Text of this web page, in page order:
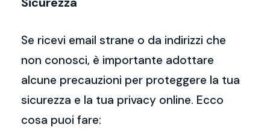
Se ricevi email strane o da indirizzi che
non conosci, è importante adottare
alcune precauzioni per proteggere la tua
sicurezza e la tua privacy online. Ecco
cosa puoi fare: